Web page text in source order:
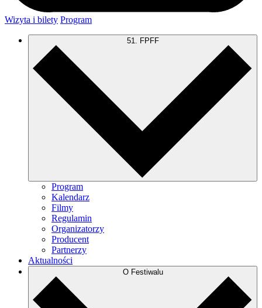
Wizyta i bilety Program
51. FPFF
Program
Kalendarz
Filmy
Regulamin
Organizatorzy
Producent
Partnerzy
Aktualności
O Festiwalu